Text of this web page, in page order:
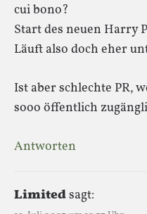
cui bono?
Start des neuen Harry
Läuft also doch eher
Ist aber schlechte PR,
sooo öffentlich
Antworten
Limitedsagt: